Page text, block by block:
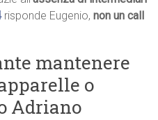
risponde Eugenio,non un call
mantenere
o
Adriano